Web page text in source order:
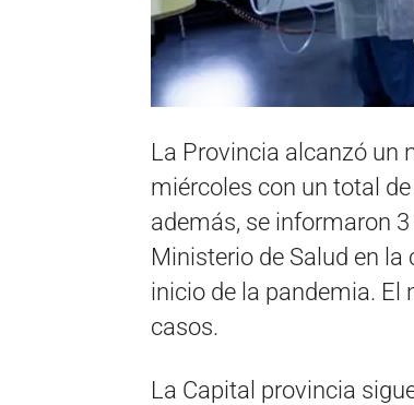
La Provincia alcanzó un
miércoles con un total
además, se informaron
Ministerio de Salud en la
inicio de la pandemia. El
casos.
La Capital provincia